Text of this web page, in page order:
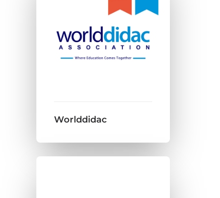
Worlddidac